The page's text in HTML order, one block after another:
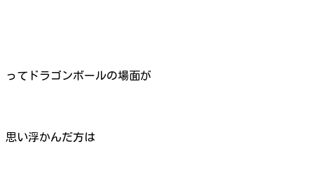
ってドラゴンボールの場面が
思い浮かんだ方は